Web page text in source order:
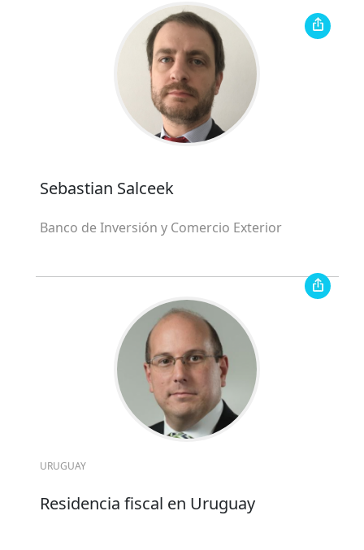
Sebastian Salceek
Banco de Inversión y Comercio Exterior
URUGUAY
Residencia fiscal en Uruguay